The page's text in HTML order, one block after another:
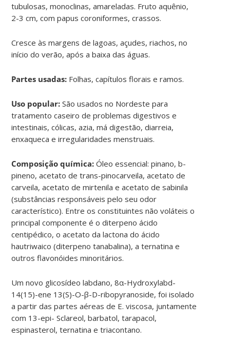
tubulosas, monoclinas, amareladas. Fruto aquênio,
2-3 cm, com papus coroniformes, crassos.
Cresce às margens de lagoas, açudes, riachos, no
início do verão, após a baixa das águas.
Partes usadas: Folhas, capítulos florais e ramos.
Uso popular:São usados no Nordeste para
tratamento caseiro de problemas digestivos e
intestinais, cólicas, azia, má digestão, diarreia,
enxaqueca e irregularidades menstruais.
Composição química:Óleo essencial: pinano, b-
pineno, acetato de trans-pinocarveila, acetato de
carveila, acetato de mirtenila e acetato de sabinila
(substâncias responsáveis pelo seu odor
característico). Entre os constituintes não voláteis o
principal componente é o diterpeno ácido
centipédico, o acetato da lactona do ácido
hautriwaico (diterpeno tanabalina), a ternatina e
outros flavonóides minoritários.
Um novo glicosídeo labdano, 8α-Hydroxylabd-
14(15)-ene 13(S)-O-β-D-ribopyranoside, foi isolado
a partir das partes aéreas de E. viscosa, juntamente
com 13-epi- Sclareol, barbatol, tarapacol,
espinasterol, ternatina e triacontano.